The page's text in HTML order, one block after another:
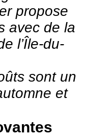
propose
avec de la
l’Île-du-
sont un
et